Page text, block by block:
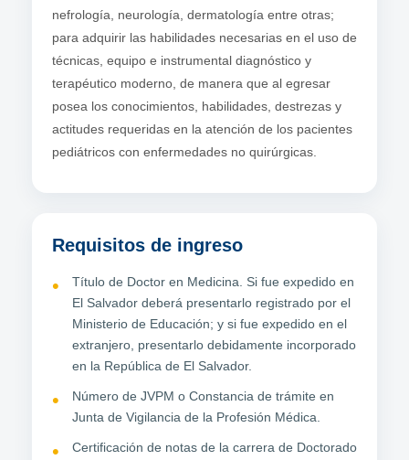
nefrología, neurología, dermatología entre otras;
para adquirir las habilidades necesarias en el uso de
técnicas, equipo e instrumental diagnóstico y
terapéutico moderno, de manera que al egresar
posea los conocimientos, habilidades, destrezas y
actitudes requeridas en la atención de los pacientes
pediátricos con enfermedades no quirúrgicas.
Requisitos de ingreso
Título de Doctor en Medicina. Si fue expedido en
El Salvador deberá presentarlo registrado por el
Ministerio de Educación; y si fue expedido en el
extranjero, presentarlo debidamente incorporado
en la República de El Salvador.
Número de JVPM o Constancia de trámite en
Junta de Vigilancia de la Profesión Médica.
Certificación de notas de la carrera de Doctorado